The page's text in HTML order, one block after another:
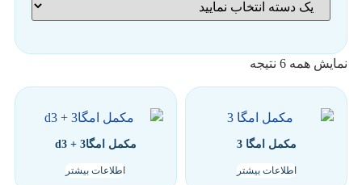
نمایش همه 6 نتیجه
مکمل امگا 3
اطلاعات بیشتر
مکمل امگا3 + d3
اطلاعات بیشتر